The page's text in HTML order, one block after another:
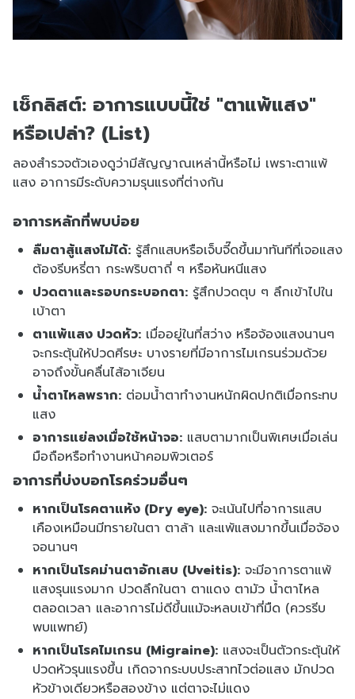
เช็กลิสต์: อาการแบบนี้ใช่ "ตาแพ้แสง"
หรือเปล่า? (List)
ลองสำรวจตัวเองดูว่ามีสัญญาณเหล่านี้หรือไม่ เพราะตาแพ้
แสง อาการมีระดับความรุนแรงที่ต่างกัน
อาการหลักที่พบบ่อย
ลืมตาสู้แสงไม่ได้: รู้สึกแสบหรือเจ็บจี๊ดขึ้นมาทันทีที่เจอแสง
ต้องรีบหรี่ตา กระพริบตาถี่ ๆ หรือหันหนีแสง
ปวดตาและรอบกระบอกตา: รู้สึกปวดตุบ ๆ ลึกเข้าไปใน
เบ้าตา
ตาแพ้แสง ปวดหัว: เมื่ออยู่ในที่สว่าง หรือจ้องแสงนานๆ
จะกระตุ้นให้ปวดศีรษะ บางรายที่มีอาการไมเกรนร่วมด้วย
อาจถึงขั้นคลื่นไส้อาเจียน
น้ำตาไหลพราก: ต่อมน้ำตาทำงานหนักผิดปกติเมื่อกระทบ
แสง
อาการแย่ลงเมื่อใช้หน้าจอ: แสบตามากเป็นพิเศษเมื่อเล่น
มือถือหรือทำงานหน้าคอมพิวเตอร์
อาการที่บ่งบอกโรคร่วมอื่นๆ
หากเป็นโรคตาแห้ง (Dry eye): จะเน้นไปที่อาการแสบ
เคืองเหมือนมีทรายในตา ตาล้า และแพ้แสงมากขึ้นเมื่อจ้อง
จอนานๆ
หากเป็นโรคม่านตาอักเสบ (Uveitis): จะมีอาการตาแพ้
แสงรุนแรงมาก ปวดลึกในตา ตาแดง ตามัว น้ำตาไหล
ตลอดเวลา และอาการไม่ดีขึ้นแม้จะหลบเข้าที่มืด (ควรรีบ
พบแพทย์)
หากเป็นโรคไมเกรน (Migraine): แสงจะเป็นตัวกระตุ้นให้
ปวดหัวรุนแรงขึ้น เกิดจากระบบประสาทไวต่อแสง มักปวด
หัวข้างเดียวหรือสองข้าง แต่ตาจะไม่แดง